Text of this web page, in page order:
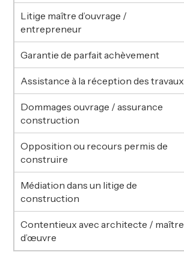
Litige maître d’ouvrage /
entrepreneur
Garantie de parfait achèvement
Assistance à la réception des travaux
Dommages ouvrage / assurance
construction
Opposition ou recours permis de
construire
Médiation dans un litige de
construction
Contentieux avec architecte / maître
d’œuvre